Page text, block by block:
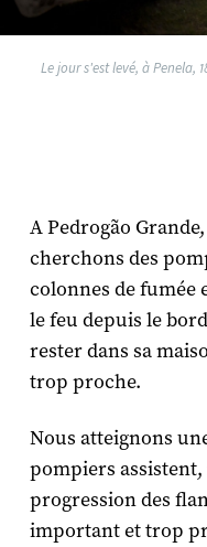
Le jour s'est levé, à Penela,
A Pedrogão
cherchons des
colonnes de fumée
le feu depuis le
rester dans sa
trop proche.
Nous atteignons
pompiers
progression des
important et trop